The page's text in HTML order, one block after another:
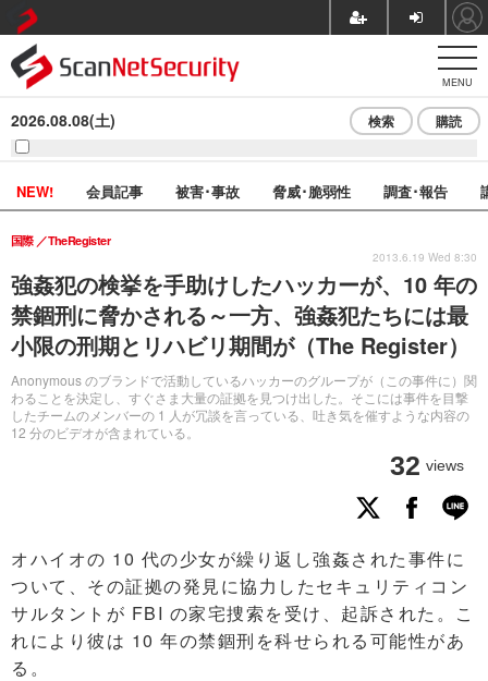
MENU
2026.08.08(土) 検索 購読
NEW! 会員記事 被害･事故 脅威･脆弱性 調査･報告
強姦犯の検挙を手助けしたハッカーが、10 年の
禁錮刑に脅かされる～一方、強姦犯たちには最
小限の刑期とリハビリ期間が（The Register）
Anonymous のブランドで活動しているハッカーのグループが（この事件に）関
わることを決定し、すぐさま大量の証拠を見つけ出した。そこには事件を目撃
したチームのメンバーの 1 人が冗談を言っている、吐き気を催すような内容の
12 分のビデオが含まれている。
国際 TheRegister
32 views
2013.6.19 Wed 8:30
オハイオの 10 代の少女が繰り返し強姦された事件に
ついて、その証拠の発見に協力したセキュリティコン
サルタントが FBI の家宅捜索を受け、起訴された。こ
れにより彼は 10 年の禁錮刑を科せられる可能性があ
る。